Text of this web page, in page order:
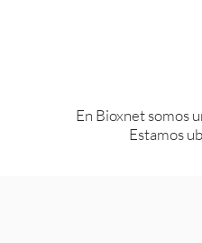
En Bioxnet somos
Estamos